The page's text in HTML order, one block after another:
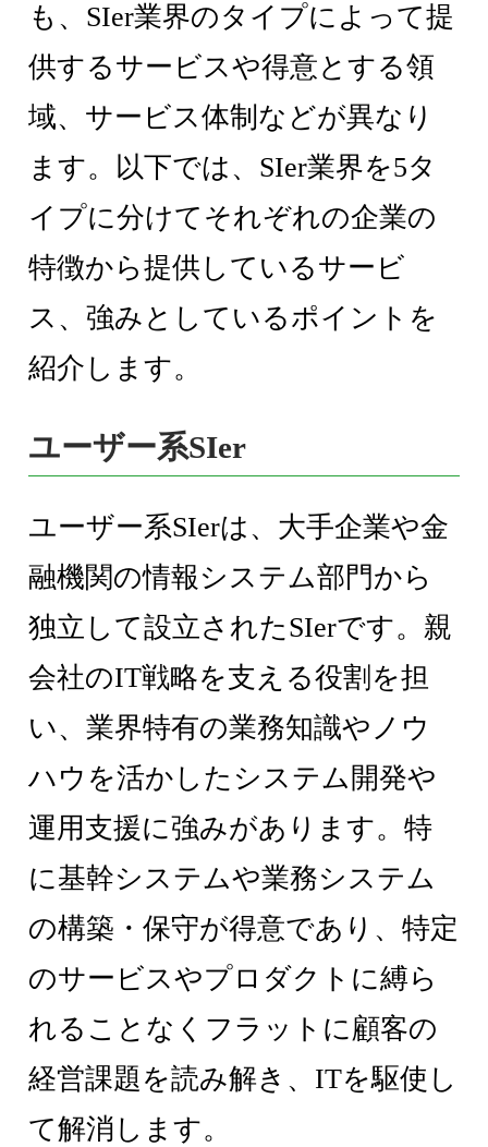
も、SIer業界のタイプによって提
供するサービスや得意とする領
域、サービス体制などが異なり
ます。以下では、SIer業界を5タ
イプに分けてそれぞれの企業の
特徴から提供しているサービ
ス、強みとしているポイントを
紹介します。
ユーザー系SIer
ユーザー系SIerは、大手企業や金
融機関の情報システム部門から
独立して設立されたSIerです。親
会社のIT戦略を支える役割を担
い、業界特有の業務知識やノウ
ハウを活かしたシステム開発や
運用支援に強みがあります。特
に基幹システムや業務システム
の構築・保守が得意であり、特定
のサービスやプロダクトに縛ら
れることなくフラットに顧客の
経営課題を読み解き、ITを駆使し
て解消します。